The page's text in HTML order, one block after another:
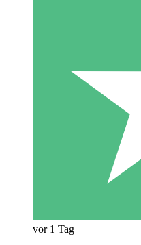
vor 1 Tag